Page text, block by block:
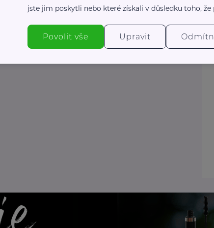
jste jim poskytli nebo které získali v důsledku toho, že
Povolit vše Upravit